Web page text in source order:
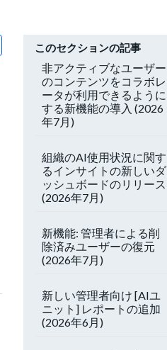
このセクションの記事
非アクティブなユーザー
のコンテンツをコラボレ
ータが利用できるように
する新機能の導入 (2026
年7月)
組織のAI使用状況に関す
るインサイトの新しいダ
ッシュボードのリリース
(2026年7月)
新機能: 管理者による削
除済みユーザーの復元
(2026年7月)
新しい管理者向け [AIユ
ニット] レポートの追加
(2026年6月)